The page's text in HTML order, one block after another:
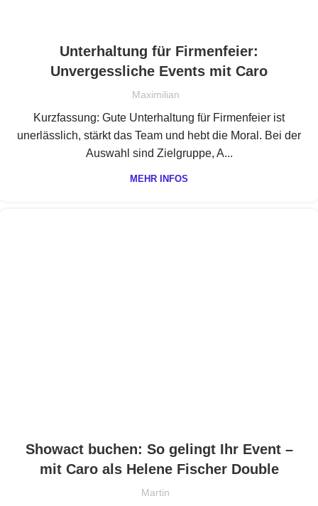
Unterhaltung für Firmenfeier:
Unvergessliche Events mit Caro
Maximilian
Kurzfassung: Gute Unterhaltung für Firmenfeier ist
unerlässlich, stärkt das Team und hebt die Moral. Bei der
Auswahl sind Zielgruppe, A...
MEHR INFOS
Showact buchen: So gelingt Ihr Event –
mit Caro als Helene Fischer Double
Martin